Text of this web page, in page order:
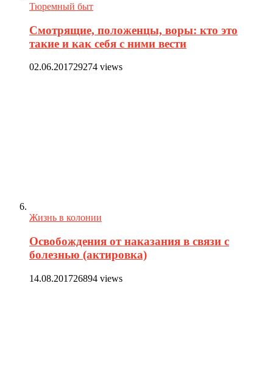
Тюремный быт
Смотрящие, положенцы, воры: кто это
такие и как себя с ними вести
02.06.201729274 views
Жизнь в колонии
Освобождения от наказания в связи с
болезнью (актировка)
14.08.201726894 views